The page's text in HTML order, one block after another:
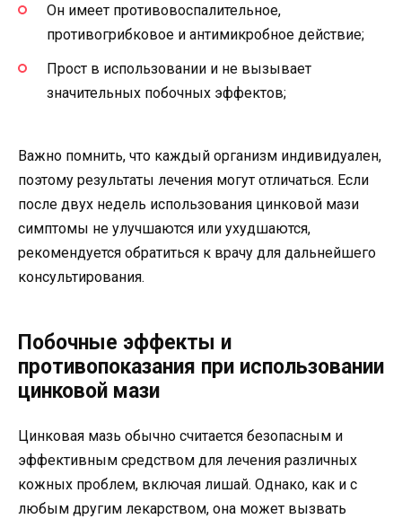
Он имеет противовоспалительное,
противогрибковое и антимикробное действие;
Прост в использовании и не вызывает
значительных побочных эффектов;
Важно помнить, что каждый организм индивидуален,
поэтому результаты лечения могут отличаться. Если
после двух недель использования цинковой мази
симптомы не улучшаются или ухудшаются,
рекомендуется обратиться к врачу для дальнейшего
консультирования.
Побочные эффекты и
противопоказания при использовании
цинковой мази
Цинковая мазь обычно считается безопасным и
эффективным средством для лечения различных
кожных проблем, включая лишай. Однако, как и с
любым другим лекарством, она может вызвать